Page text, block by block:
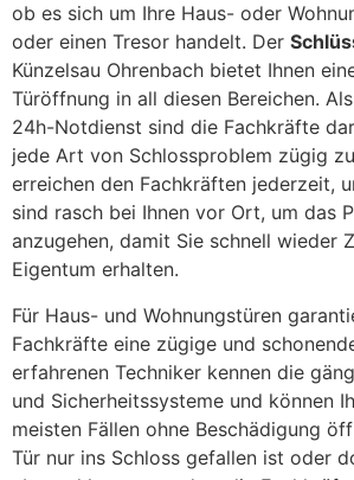
ob es sich um Ihre Haus- oder
oder einen Tresor handelt. Der
Künzelsau Ohrenbach bietet Ihnen
Türöffnung in all diesen Bereichen.
24h-Notdienst sind die Fachkräfte
jede Art von Schlossproblem zügig
erreichen den Fachkräften jederzeit,
sind rasch bei Ihnen vor Ort, um das
anzugehen, damit Sie schnell wieder
Eigentum erhalten.
Für Haus- und Wohnungstüren
Fachkräfte eine zügige und
erfahrenen Techniker kennen die
und Sicherheitssysteme und können
meisten Fällen ohne Beschädigung
Tür nur ins Schloss gefallen ist oder